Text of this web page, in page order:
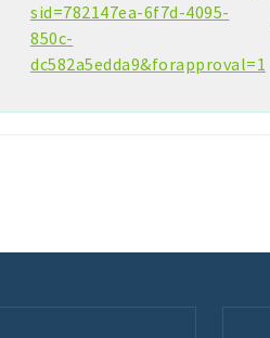
sid=782147ea-6f7d-4095-
850c-
dc582a5edda9&forapproval=1